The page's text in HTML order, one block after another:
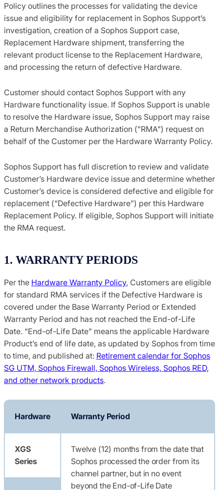
Policy outlines the processes for validating the device
issue and eligibility for replacement in Sophos Support’s
investigation, creation of a Sophos Support case,
Replacement Hardware shipment, transferring the
relevant product license to the Replacement Hardware,
and processing the return of defective Hardware.
Customer should contact Sophos Support with any
Hardware functionality issue. If Sophos Support is unable
to resolve the Hardware issue, Sophos Support may raise
a Return Merchandise Authorization ("RMA") request on
behalf of the Customer per the Hardware Warranty Policy.
Sophos Support has full discretion to review and validate
Customer’s Hardware device issue and determine whether
Customer’s device is considered defective and eligible for
replacement (“Defective Hardware”) per this Hardware
Replacement Policy. If eligible, Sophos Support will initiate
the RMA request.
1. WARRANTY PERIODS
Per the Hardware Warranty Policy, Customers are eligible
for standard RMA services if the Defective Hardware is
covered under the Base Warranty Period or Extended
Warranty Period and has not reached the End-of-Life
Date. “End-of-Life Date” means the applicable Hardware
Product’s end of life date, as updated by Sophos from time
to time, and published at: Retirement calendar for Sophos
SG UTM, Sophos Firewall, Sophos Wireless, Sophos RED,
and other network products.
Hardware Warranty Period
XGS
Series
Twelve (12) months from the date that
Sophos processed the order from its
channel partner, but in no event
beyond the End-of-Life Date